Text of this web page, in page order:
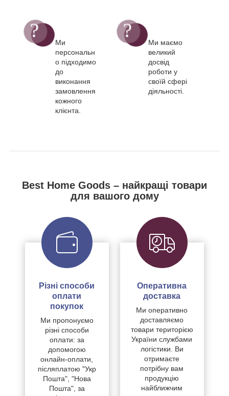
Ми
персональн
о підходимо
до
виконання
замовлення
кожного
клієнта.
Ми маємо
великий
досвід
роботи у
своїй сфері
діяльності.
Best Home Goods – найкращі товари
для вашого дому
Різні способи
оплати
покупок
Ми пропонуємо
різні способи
оплати: за
допомогою
онлайн-оплати,
післяплатою "Укр
Пошта", "Нова
Пошта", за
Оперативна
доставка
Ми оперативно
доставляємо
товари територією
України службами
логістики. Ви
отримаєте
потрібну вам
продукцію
найближчим